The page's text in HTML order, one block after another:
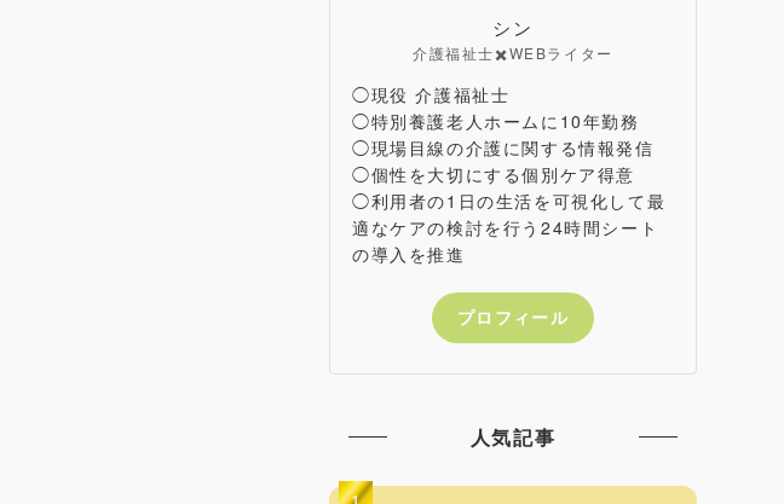
シン
介護福祉士✖️WEBライター
◯現役 介護福祉士
◯特別養護老人ホームに10年勤務
◯現場目線の介護に関する情報発信
◯個性を大切にする個別ケア得意
◯利用者の1日の生活を可視化して最
適なケアの検討を行う24時間シート
の導入を推進
プロフィール
人気記事